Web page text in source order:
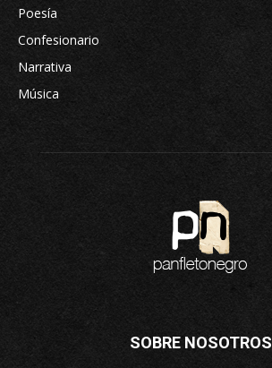
Poesía
Confesionario
Narrativa
Música
SOBRE NOSOTROS